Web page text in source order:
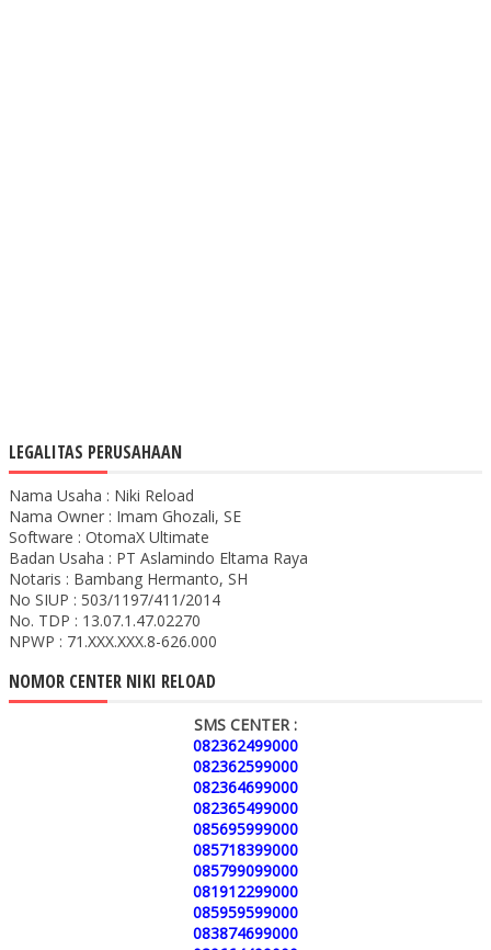
LEGALITAS PERUSAHAAN
Nama Usaha : Niki Reload
Nama Owner : Imam Ghozali, SE
Software : OtomaX Ultimate
Badan Usaha : PT Aslamindo Eltama Raya
Notaris : Bambang Hermanto, SH
No SIUP : 503/1197/411/2014
No. TDP : 13.07.1.47.02270
NPWP : 71.XXX.XXX.8-626.000
NOMOR CENTER NIKI RELOAD
SMS CENTER :
082362499000
082362599000
082364699000
082365499000
085695999000
085718399000
085799099000
081912299000
085959599000
083874699000